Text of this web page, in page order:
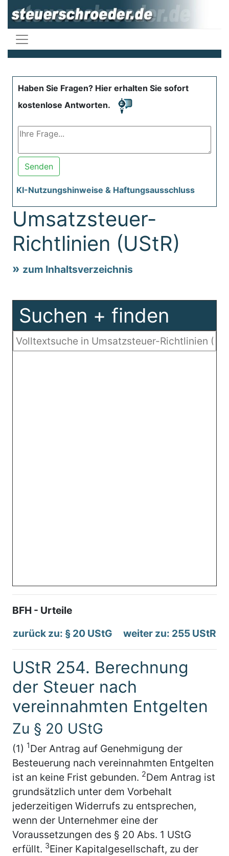
Haben Sie Fragen? Hier erhalten Sie sofort
kostenlose Antworten.
Senden
KI-Nutzungshinweise & Haftungsausschluss
Umsatzsteuer-
Richtlinien (UStR)
zum Inhaltsverzeichnis
Suchen + finden
BFH - Urteile
zurück zu: § 20 UStG
weiter zu: 255 UStR
UStR 254. Berechnung
der Steuer nach
vereinnahmten Entgelten
Zu § 20 UStG
(1) 1Der Antrag auf Genehmigung der
Besteuerung nach vereinnahmten Entgelten
ist an keine Frist gebunden. 2Dem Antrag ist
grundsätzlich unter dem Vorbehalt
jederzeitigen Widerrufs zu entsprechen,
wenn der Unternehmer eine der
Voraussetzungen des § 20 Abs. 1 UStG
erfüllt. 3Einer Kapitalgesellschaft, zu der